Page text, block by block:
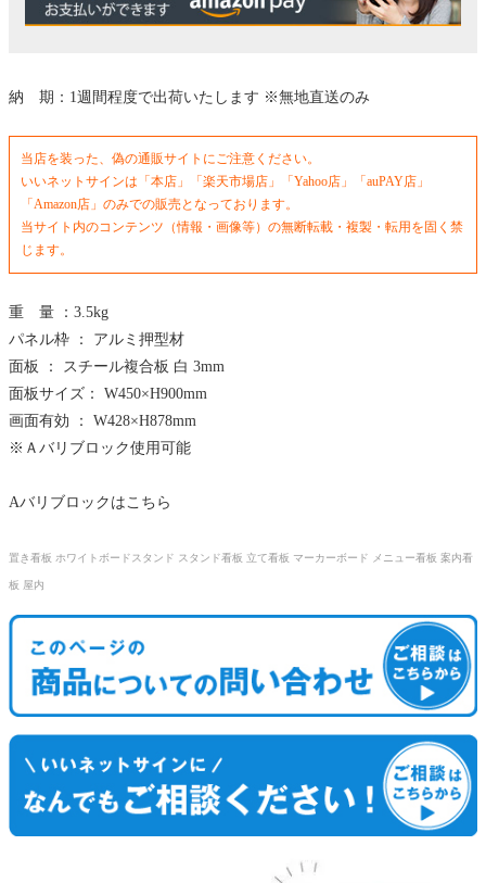
納 期：1週間程度で出荷いたします ※無地直送のみ
当店を装った、偽の通販サイトにご注意ください。
いいネットサインは「本店」「楽天市場店」「Yahoo店」「auPAY店」
「Amazon店」のみでの販売となっております。
当サイト内のコンテンツ（情報・画像等）の無断転載・複製・転用を固く禁
じます。
重 量 ：3.5kg
パネル枠 ： アルミ押型材
面板 ： スチール複合板 白 3mm
面板サイズ： W450×H900mm
画面有効 ： W428×H878mm
※Ａバリブロック使用可能
Aバリブロックはこちら
置き看板 ホワイトボードスタンド スタンド看板 立て看板 マーカーボード メニュー看板 案内看
板 屋内